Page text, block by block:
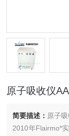
原子吸收仪
简要描述： 原子
2010年Flairmo*